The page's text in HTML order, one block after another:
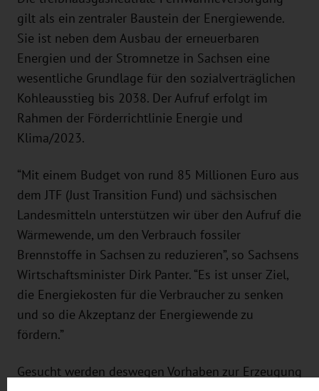
gilt als ein zentraler Baustein der Energiewende.
Sie ist neben dem Ausbau der erneuerbaren
Energien und der Stromnetze in Sachsen eine
wesentliche Grundlage für den sozialverträglichen
Kohleausstieg bis 2038. Der Aufruf erfolgt im
Rahmen der Förderrichtlinie Energie und
Klima/2023.
“Mit einem Budget von rund 85 Millionen Euro aus
dem JTF (Just Transition Fund) und sächsischen
Landesmitteln unterstützen wir über den Aufruf die
Wärmewende, um den Verbrauch fossiler
Brennstoffe in Sachsen zu reduzieren”, so Sachsens
Wirtschaftsminister Dirk Panter. “Es ist unser Ziel,
die Energiekosten für die Verbraucher zu senken
und so die Akzeptanz der Energiewende zu
fördern.”
Gesucht werden deswegen Vorhaben zur Erzeugung